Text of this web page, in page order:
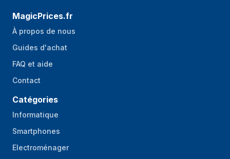
MagicPrices.fr
À propos de nous
Guides d'achat
FAQ et aide
Contact
Catégories
Informatique
Smartphones
Electroménager